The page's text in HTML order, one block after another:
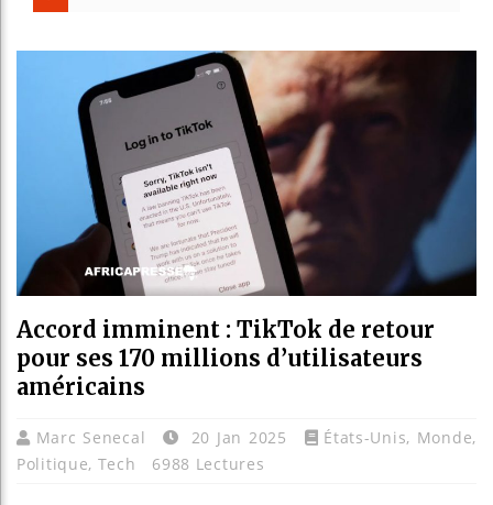
Bénin
Accord imminent : TikTok de retour
pour ses 170 millions d’utilisateurs
américains
Marc Senecal 20 Jan 2025 États-Unis, Monde,
Politique, Tech 6988 Lectures